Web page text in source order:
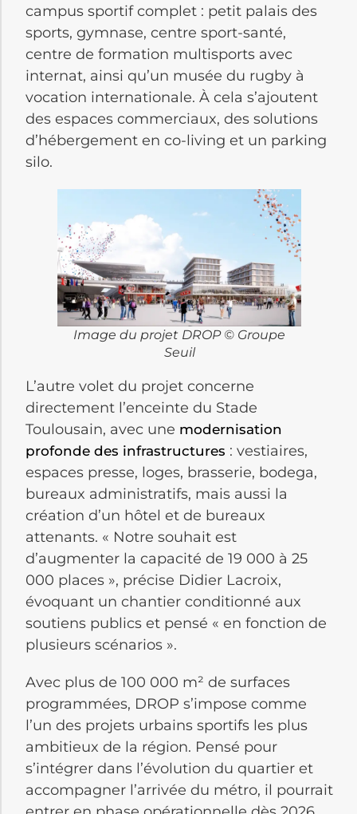
campus sportif complet : petit palais des
sports, gymnase, centre sport-santé,
centre de formation multisports avec
internat, ainsi qu’un musée du rugby à
vocation internationale. À cela s’ajoutent
des espaces commerciaux, des solutions
d’hébergement en co-living et un parking
silo.
Image du projet DROP © Groupe
Seuil
L’autre volet du projet concerne
directement l’enceinte du Stade
Toulousain, avec une modernisation
profonde des infrastructures : vestiaires,
espaces presse, loges, brasserie, bodega,
bureaux administratifs, mais aussi la
création d’un hôtel et de bureaux
attenants. « Notre souhait est
d’augmenter la capacité de 19 000 à 25
000 places », précise Didier Lacroix,
évoquant un chantier conditionné aux
soutiens publics et pensé « en fonction de
plusieurs scénarios ».
Avec plus de 100 000 m² de surfaces
programmées, DROP s’impose comme
l’un des projets urbains sportifs les plus
ambitieux de la région. Pensé pour
s’intégrer dans l’évolution du quartier et
accompagner l’arrivée du métro, il pourrait